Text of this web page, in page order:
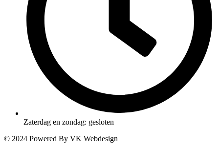
Zaterdag en zondag: gesloten
© 2024 Powered By VK Webdesign